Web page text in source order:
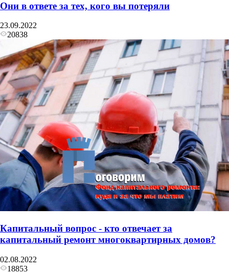
Они в ответе за тех, кого вы потеряли
23.09.2022
20838
Капитальный вопрос - кто отвечает за
капитальный ремонт многоквартирных домов?
02.08.2022
18853